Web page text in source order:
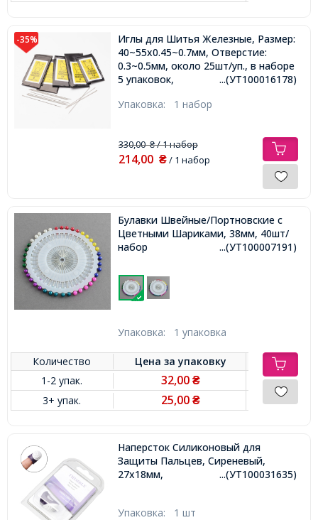
-35%
Иглы для Шитья Железные, Размер:
40~55x0.45~0.7мм, Отверстие:
0.3~0.5мм, около 25шт/уп., в наборе
5 упаковок,
...(УТ100016178)
Упаковка: 1 набор
330,00₴/ 1 набор
214,00 ₴/ 1 набор
Булавки Швейные/Портновские с
Цветными Шариками, 38мм, 40шт/
набор
...(УТ100007191)
Упаковка: 1 упаковка
Количество Цена заупаковку
1-2 упак.
32,00₴
3+ упак. 25,00₴
Наперсток Силиконовый для
Защиты Пальцев, Сиреневый,
27х18мм,
...(УТ100031635)
Упаковка: 1 шт